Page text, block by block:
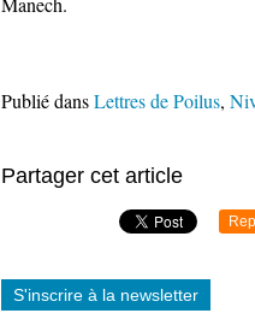
Publié dansLettres de Poilus,
Partager cet article
S'inscrire à la newsletter